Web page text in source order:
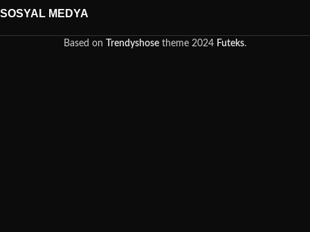
SOSYAL MEDYA
Based on Trendyshose theme 2024 Futeks.